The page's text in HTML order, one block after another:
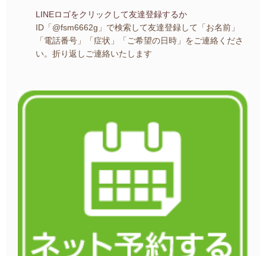
LINEロゴをクリックして友達登録するか
ID「@fsm6662g」で検索して友達登録して
「お名前」
「電話番号」「症状」「ご希望の日時」をご連絡くださ
い。 折り返しご連絡いたします